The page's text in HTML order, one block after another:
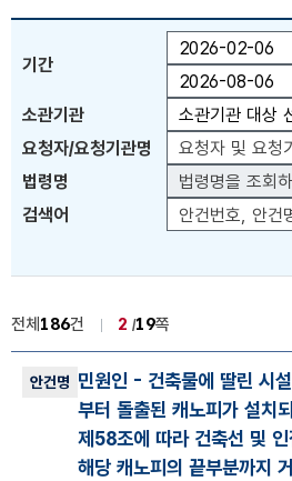
기간
기간일자 직접
소관기관
요청자/요청기관명
법령명
검색어
전체 186건 2 19쪽
법령해석사례 번호, 안건명, 법령종류(
민원인 - 건축물에 딸린 시
부터 돌출된 캐노피가 설치
제58조에 따라 건축선 및 인
해당 캐노피의 끝부분까지